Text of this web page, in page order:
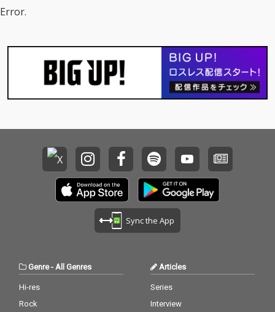
い、ボーカルとセルフ
コーラスのダイナミッ
クなアレンジ。 M2「G
reensleeves」は念願
g」はかおり本人がク
リスマスソングで最も
好きな楽曲で、歌とピ
アノだけのシンプルな
アンサンブルに。 珠玉
の3曲、是非ともお楽
ce & All Vocal : 織田か
ecording, Mixing, & Ma
stering : hana[SLOTH
STUDIO] Vocal Directio
り"と呼ぶにふさわし
い、ボーカルとセルフ
コーラスのダイナミッ
クなアレンジ。 M2「G
reensleeves」は念願
g」はかおり本人がク
リスマスソングで最も
好きな楽曲で、歌とピ
アノだけのシンプルな
アンサンブルに。 珠玉
の3曲、是非ともお楽
ce & All Vocal : 織田か
ecording, Mixing, & Ma
stering : hana[SLOTH
STUDIO] Vocal Directio
Error.
Sync the App
Genre- All Genres
Hi-res
Rock
Articles
Series
Interview